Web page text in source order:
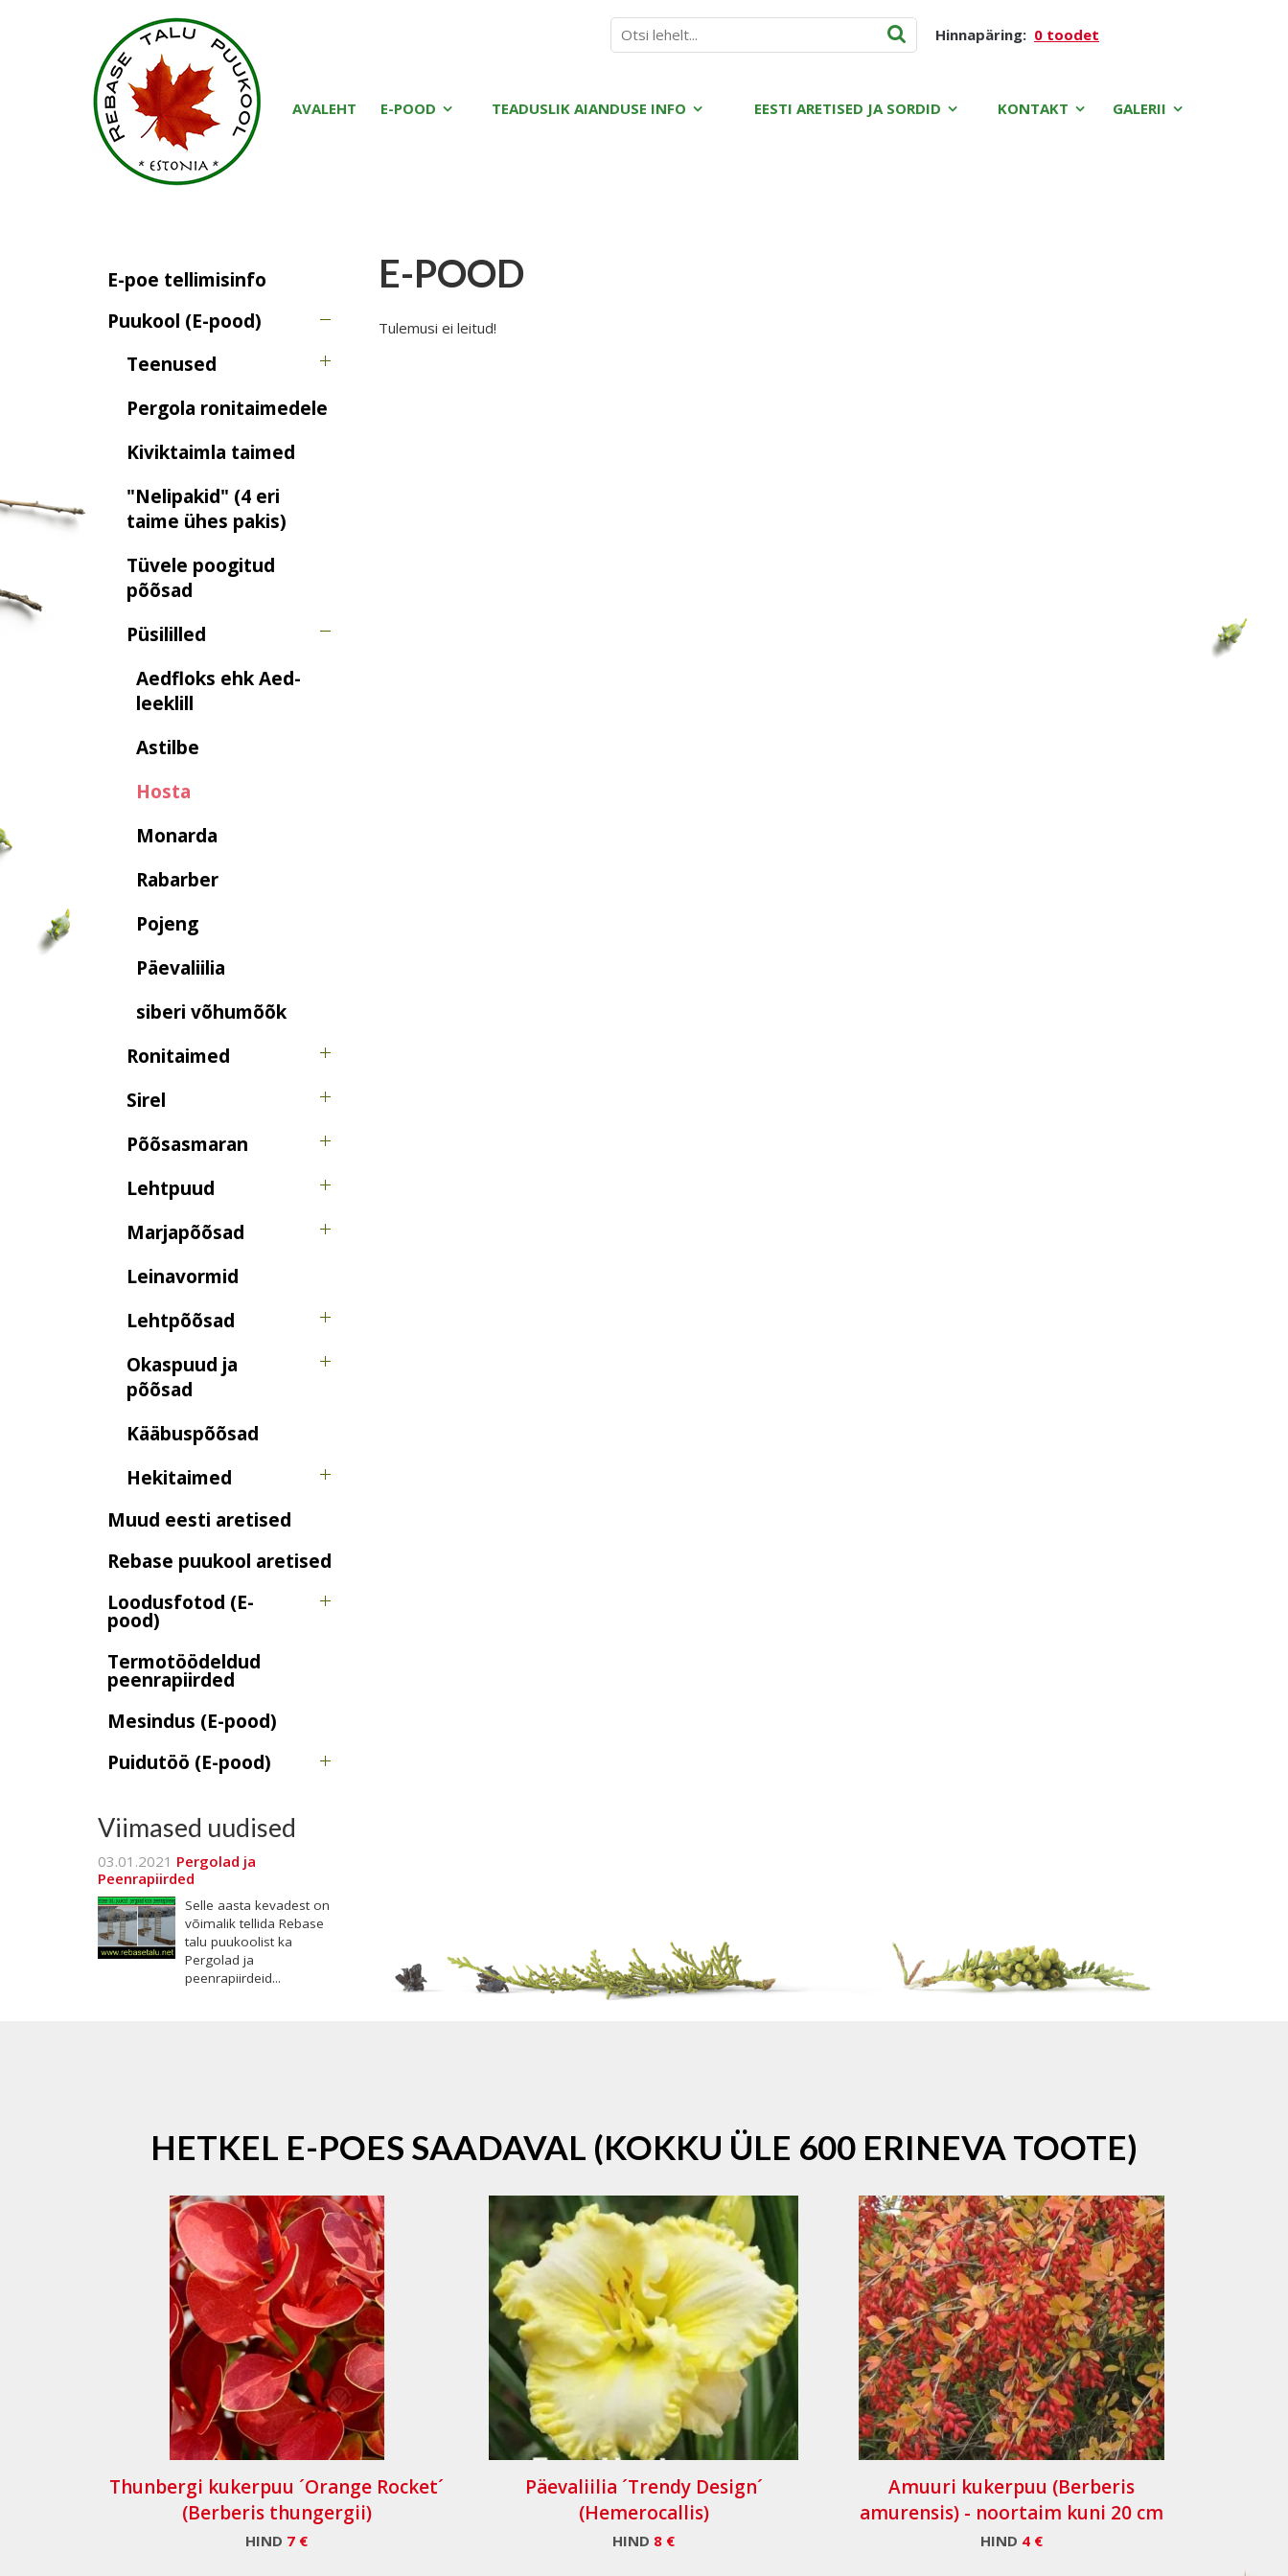
Hinnapäring: 0 toodet
AVALEHT E-POOD TEADUSLIK AIANDUSE INFO EESTI ARETISED JA SORDID KONTAKT GALERII
E-poe tellimisinfo
Puukool (E-pood)
Teenused
Pergola ronitaimedele
Kiviktaimla taimed
"Nelipakid" (4 eri
taime ühes pakis)
Tüvele poogitud
põõsad
Püsililled
Aedfloks ehk Aed-
leeklill
Astilbe
Hosta
Monarda
Rabarber
Pojeng
Päevaliilia
siberi võhumõõk
Ronitaimed
Sirel
Põõsasmaran
Lehtpuud
Marjapõõsad
Leinavormid
Lehtpõõsad
Okaspuud ja
põõsad
Kääbuspõõsad
Hekitaimed
Muud eesti aretised
Rebase puukool aretised
Loodusfotod (E-
pood)
Termotöödeldud
peenrapiirded
Mesindus (E-pood)
Puidutöö (E-pood)
Viimased uudised
03.01.2021 Pergolad ja
Peenrapiirded
Selle aasta kevadest on
võimalik tellida Rebase
talu puukoolist ka
Pergolad ja
peenrapiirdeid...
E-POOD
Tulemusi ei leitud!
HETKEL E-POES SAADAVAL (KOKKU ÜLE 600 ERINEVA TOOTE)
Thunbergi kukerpuu ´Orange Rocket´
(Berberis thungergii)
HIND 7 €
Päevaliilia ´Trendy Design´
(Hemerocallis)
HIND 8 €
Amuuri kukerpuu (Berberis
amurensis) - noortaim kuni 20 cm
HIND 4 €